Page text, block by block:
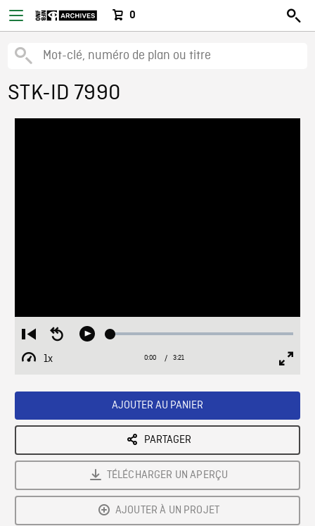
0
STK-ID 7990
Restart
from
beginning
Seek
Play Loaded:
1x
Playback
Current
0:00 / Duration
3:21
AJOUTER AU PANIER
PARTAGER
TÉLÉCHARGER UN APERÇU
AJOUTER À UN PROJET